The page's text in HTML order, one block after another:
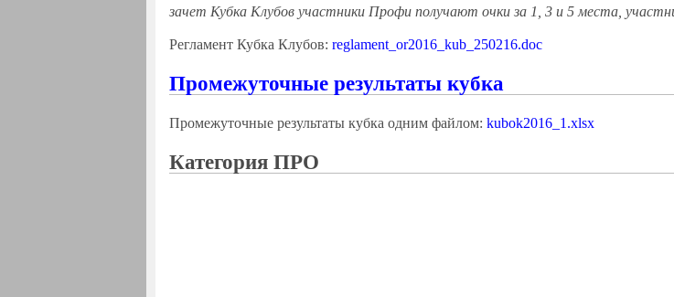
зачет Кубка Клубов участники Профи получают очки за 1, 3 и 5 места,
Регламент Кубка Клубов: reglament_or2016_kub_250216.doc
Промежуточные результаты кубка
Промежуточные результаты кубка одним файлом: kubok2016_1.xlsx
Категория ПРО